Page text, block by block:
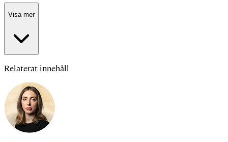
Visa mer
Relaterat innehåll